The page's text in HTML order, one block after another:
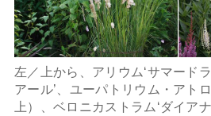
左／上から、アリウム‘サマード
アール’、ユーパトリウム・アト
上）、ベロニカストラム‘ダイア